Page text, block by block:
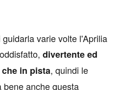
varie volte l'Aprilia
divertente ed
in pista, quindi le
bene anche questa